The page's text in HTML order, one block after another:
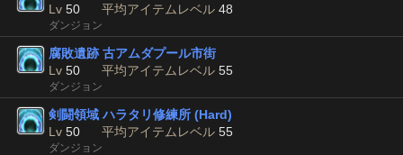
Lv 50 平均アイテムレベル 48
ダンジョン
腐敗遺跡 古アムダプール市街
Lv 50 平均アイテムレベル 55
ダンジョン
剣闘領域 ハラタリ修練所 (Hard)
Lv 50 平均アイテムレベル 55
ダンジョン